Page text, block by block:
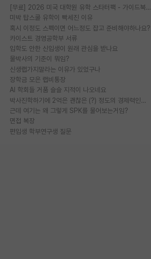
[무료] 2026 미국 대학원 유학 스타터팩 - 가이드북 & 합격자 컨택메일 템플릿
미박 탑스쿨 유학이 빡세진 이유
혹시 이정도 스펙이면 어느정도 잡고 준비해야하나요?
카이스트 경영공학부 서류
입학도 안한 신입생이 원래 관심을 받나요
물박사의 기준이 뭐임?
신생랩가지말라는 이유가 있었구나
장학금 모은 랩비통장
AI 학회들 거품 슬슬 지적이 나오네요
박사진학하기에 2억은 괜찮은 (?) 정도의 경제력인가요
근데 여기는 왜 그렇게 SPK를 물어보는거임?
면접 복장
편입생 학부연구생 질문